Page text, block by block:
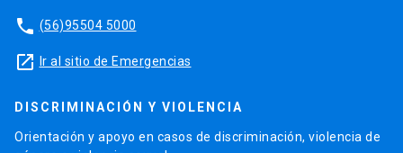
phone (56)95504 5000
launch Ir al sitio de Emergencias
DISCRIMINACIÓN Y VIOLENCIA
Orientación y apoyo en casos de discriminación, violencia de